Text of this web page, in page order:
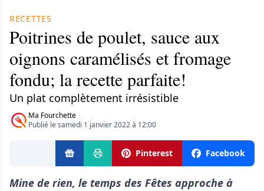
RECETTES
Poitrines de poulet, sauce aux
oignons caramélisés et fromage
fondu; la recette parfaite!
Un plat complètement irrésistible
Ma Fourchette
Publié le samedi 1 janvier 2022 à 12:00
Pinterest Facebook
Mine de rien, le temps des Fêtes approche à